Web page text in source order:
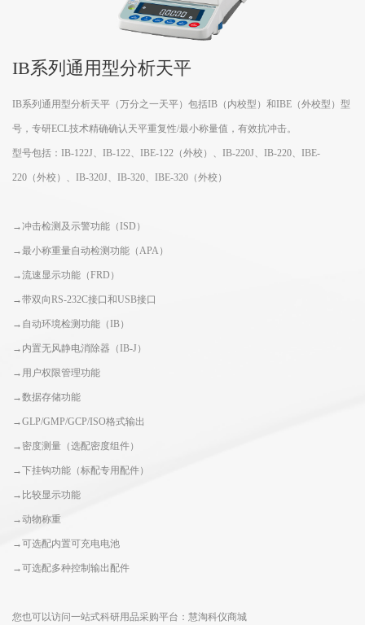
IB系列通用型分析天平
IB系列通用型分析天平（万分之一天平）包括IB（内校型）和IBE（外校型）型
号，专研ECL技术精确确认天平重复性/最小称量值，有效抗冲击。
型号包括：IB-122J、IB-122、IBE-122（外校）、IB-220J、IB-220、IBE-
220（外校）、IB-320J、IB-320、IBE-320（外校）
→冲击检测及示警功能（ISD）
→最小称重量自动检测功能（APA）
→流速显示功能（FRD）
→带双向RS-232C接口和USB接口
→自动环境检测功能（IB）
→内置无风静电消除器（IB-J）
→用户权限管理功能
→数据存储功能
→GLP/GMP/GCP/ISO格式输出
→密度测量（选配密度组件）
→下挂钩功能（标配专用配件）
→比较显示功能
→动物称重
→可选配内置可充电电池
→可选配多种控制输出配件
您也可以访问一站式科研用品采购平台：慧淘科仪商城